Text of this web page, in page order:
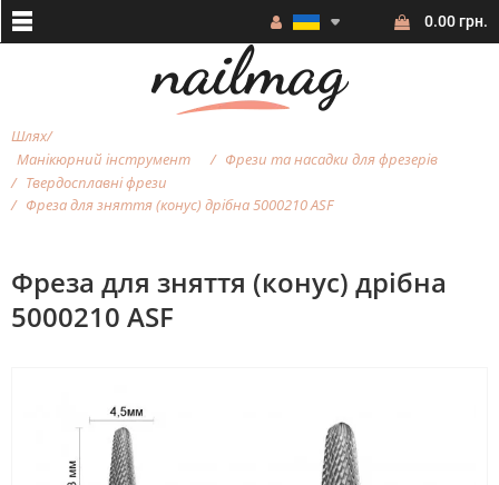
0.00 грн.
Шлях
Манікюрний інструмент
Фрези та насадки для фрезерiв
Твердосплавні фрези
Фреза для зняття (конус) дрібна 5000210 ASF
Фреза для зняття (конус) дрібна
5000210 ASF